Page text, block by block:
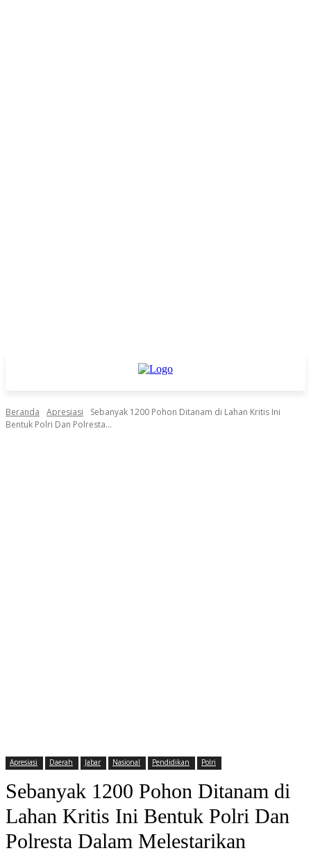
Beranda Apresiasi
Sebanyak 1200 Pohon Ditanam di Lahan Kritis Ini
Bentuk Polri Dan Polresta...
Apresiasi Daerah Jabar Nasional Pendidikan Polri
Sebanyak 1200 Pohon Ditanam di
Lahan Kritis Ini Bentuk Polri Dan
Polresta Dalam Melestarikan